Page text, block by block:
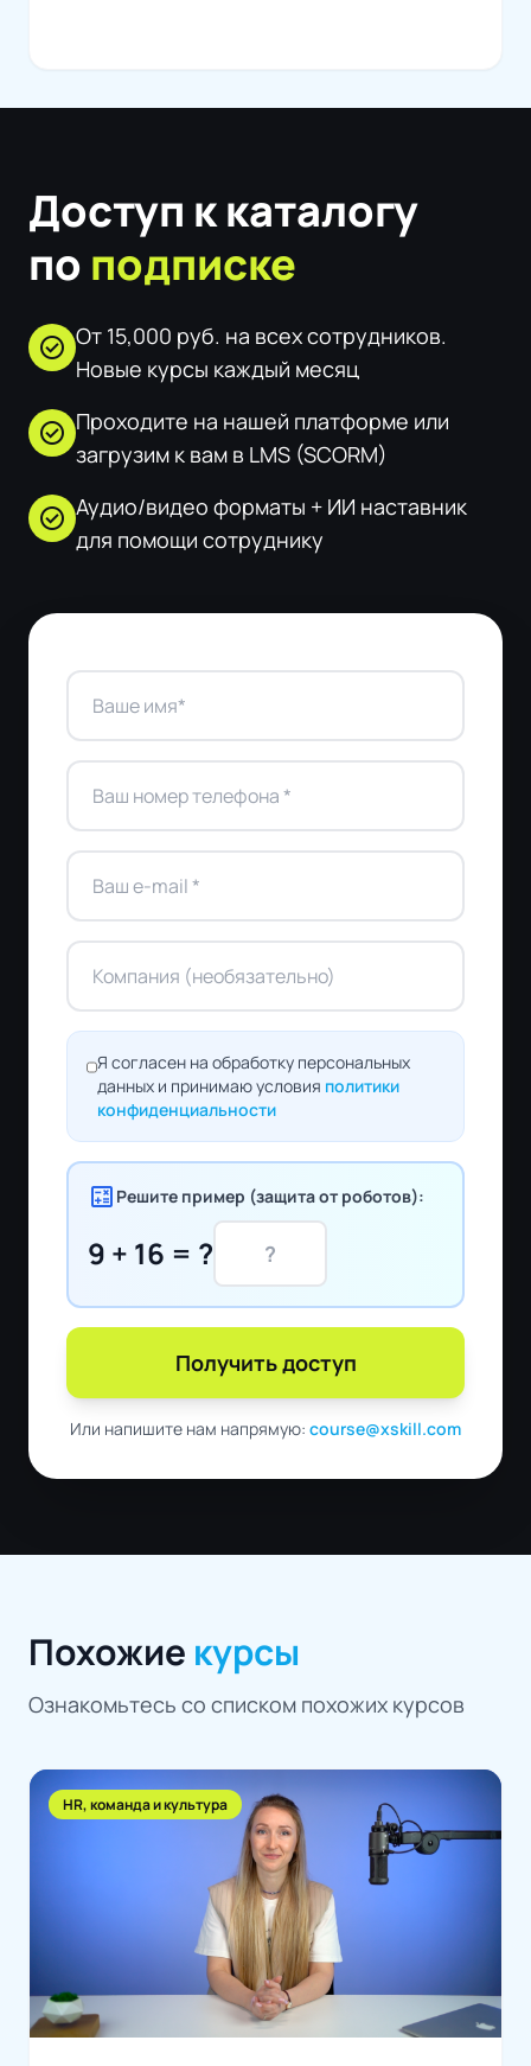
Доступ к каталогу
по подписке
check_circle От 15,000 руб. на всех сотрудников.
Новые курсы каждый месяц
check_circle Проходите на нашей платформе или
загрузим к вам в LMS (SCORM)
check_circle Аудио/видео форматы + ИИ наставник
для помощи сотруднику
Я согласен на обработку персональных
данных и принимаю условия политики
конфиденциальности
calculate Решите пример (защита от роботов):
9 + 16 = ?
Получить доступ
Или напишите нам напрямую: course@xskill.com
Похожие курсы
Ознакомьтесь со списком похожих курсов
HR, команда и культура